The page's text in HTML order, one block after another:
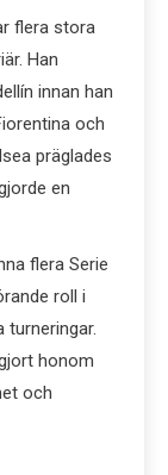
flera stora
Han
innan han
och
präglades
en
flera Serie
roll i
turneringar.
honom
och